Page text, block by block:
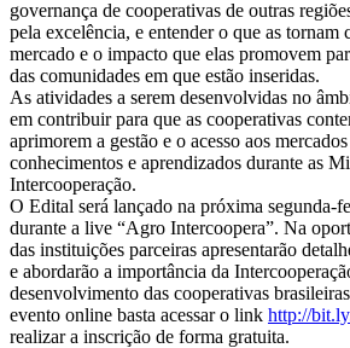
governança de cooperativas de outras
pela excelência, e entender o que as tornam
mercado e o impacto que elas promovem
das comunidades em que estão inseridas.
As atividades a serem desenvolvidas no
em contribuir para que as cooperativas
aprimorem a gestão e o acesso aos
conhecimentos e aprendizados durante as
Intercooperação.
O Edital será lançado na próxima segunda-
durante a live “Agro Intercoopera”. Na
das instituições parceiras apresentarão
e abordarão a importância da
desenvolvimento das cooperativas
evento online basta acessar o link http://
realizar a inscrição de forma gratuita.